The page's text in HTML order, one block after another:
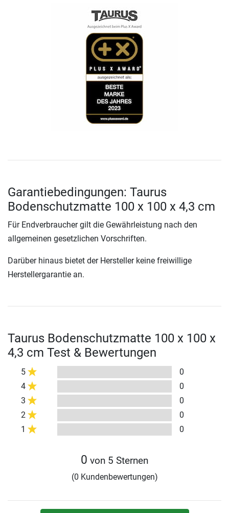
Garantiebedingungen: Taurus
Bodenschutzmatte 100 x 100 x 4,3 cm
Für Endverbraucher gilt die Gewährleistung nach den
allgemeinen gesetzlichen Vorschriften.
Darüber hinaus bietet der Hersteller keine freiwillige
Herstellergarantie an.
Taurus Bodenschutzmatte 100 x 100 x
4,3 cm Test & Bewertungen
5
0
4
0
3
0
2
0
1
0
0 von 5 Sternen
(0 Kundenbewertungen)